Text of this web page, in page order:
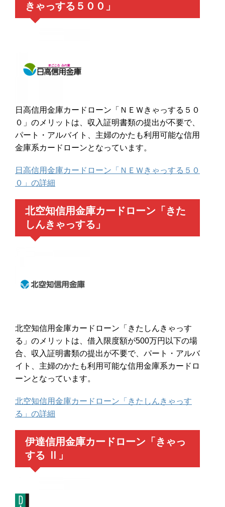
きゃっする５００」
日高信用金庫カードローン「ＮＥＷきゃっする５０
０」のメリットは、収入証明書類の提出が不要で、
パート・アルバイト、主婦のかたも利用可能な信用
金庫系カードローンとなっています。
日高信用金庫カードローン「ＮＥＷきゃっする５０
０」の詳細
北空知信用金庫カードローン「きた
しんきゃっする」
北空知信用金庫カードローン「きたしんきゃっす
る」のメリットは、借入限度額が500万円以下の場
合、収入証明書類の提出が不要で、パート・アルバ
イト、主婦のかたも利用可能な信用金庫系カードロ
ーンとなっています。
北空知信用金庫カードローン「きたしんきゃっす
る」の詳細
伊達信用金庫カードローン「きゃっ
する Ⅱ」